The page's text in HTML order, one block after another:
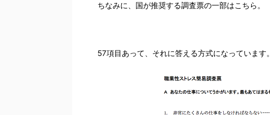
ちなみに、国が推奨する調査票の一部はこちら。
57項目あって、それに答える方式になっています。